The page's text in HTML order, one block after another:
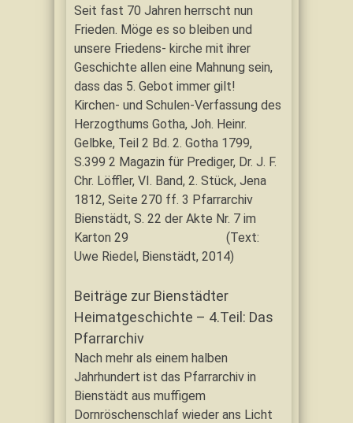
Seit fast 70 Jahren herrscht nun
Frieden. Möge es so bleiben und
unsere Friedens- kirche mit ihrer
Geschichte allen eine Mahnung sein,
dass das 5. Gebot immer gilt!
Kirchen- und Schulen-Verfassung des
Herzogthums Gotha, Joh. Heinr.
Gelbke, Teil 2 Bd. 2. Gotha 1799,
S.399 2 Magazin für Prediger, Dr. J. F.
Chr. Löffler, VI. Band, 2. Stück, Jena
1812, Seite 270 ff. 3 Pfarrarchiv
Bienstädt, S. 22 der Akte Nr. 7 im
Karton 29 (Text:
Uwe Riedel, Bienstädt, 2014)
Beiträge zur Bienstädter
Heimatgeschichte – 4.Teil: Das
Pfarrarchiv
Nach mehr als einem halben
Jahrhundert ist das Pfarrarchiv in
Bienstädt aus muffigem
Dornröschenschlaf wieder ans Licht